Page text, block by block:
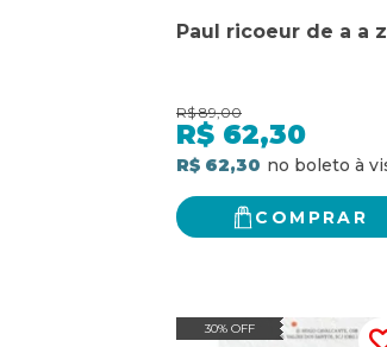
Paul ricoeur de a a z
R$ 89,00
R$ 62,30
R$ 62,30
COMPRAR
30% OFF